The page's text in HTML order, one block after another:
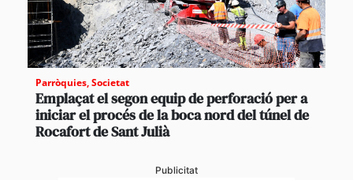
Parròquies,Societat
Emplaçat el segon equip de perforació per a
iniciar el procés de la boca nord del túnel de
Rocafort de Sant Julià
Publicitat